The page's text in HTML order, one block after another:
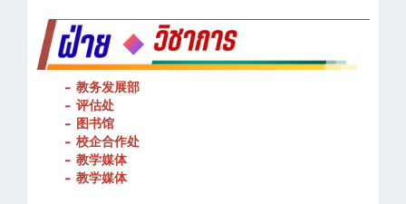
- 教务发展部
- 评估处
- 图书馆
- 校企合作处
- 教学媒体